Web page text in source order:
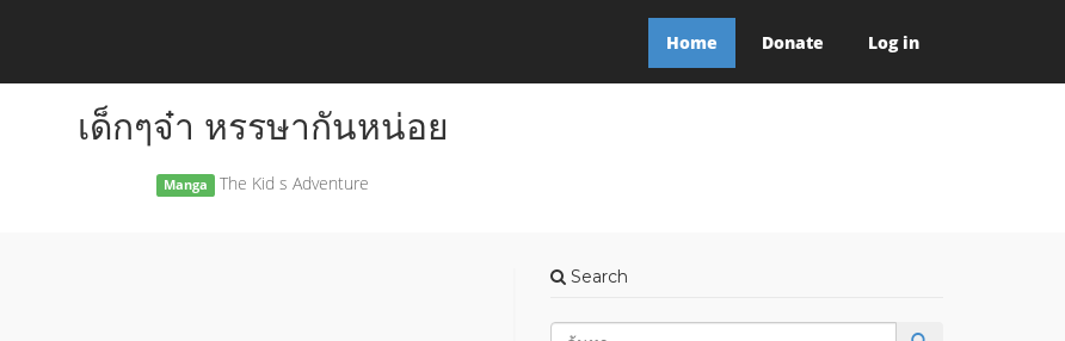
Home Donate Log in
เด็กๆจ๋า หรรษากันหน่อย
Manga The Kid s Adventure
Search